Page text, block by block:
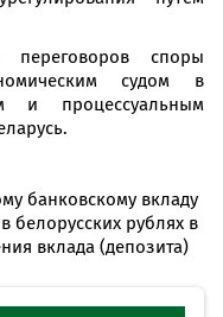
переговоров споры
судом в
и процессуальным
банковскому вкладу
белорусских рублях в
вклада (депозита)